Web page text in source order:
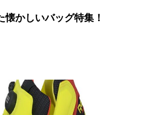
懐かしいバッグ特集！